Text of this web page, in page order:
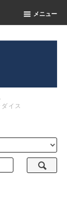
メニュー
イス